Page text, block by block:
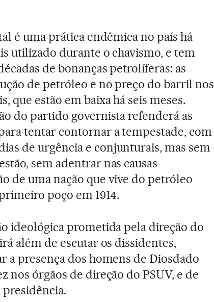
é uma prática endêmica no país há
utilizado durante o chavismo, e tem
de bonanças petrolíferas: as
de petróleo e no preço do barril nos
que estão em baixa há seis meses.
do partido governista refenderá as
tentar contornar a tempestade, com
de urgência e conjunturais, mas sem
sem adentrar nas causas
de uma nação que vive do petróleo
poço em 1914.
ideológica prometida pela direção do
além de escutar os dissidentes,
a presença dos homens de Diosdado
nos órgãos de direção do PSUV, e de